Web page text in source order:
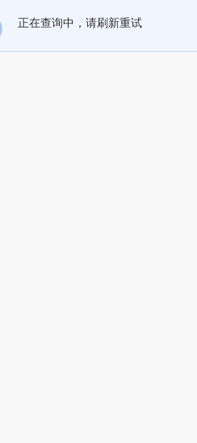
正在查询中，请刷新重试